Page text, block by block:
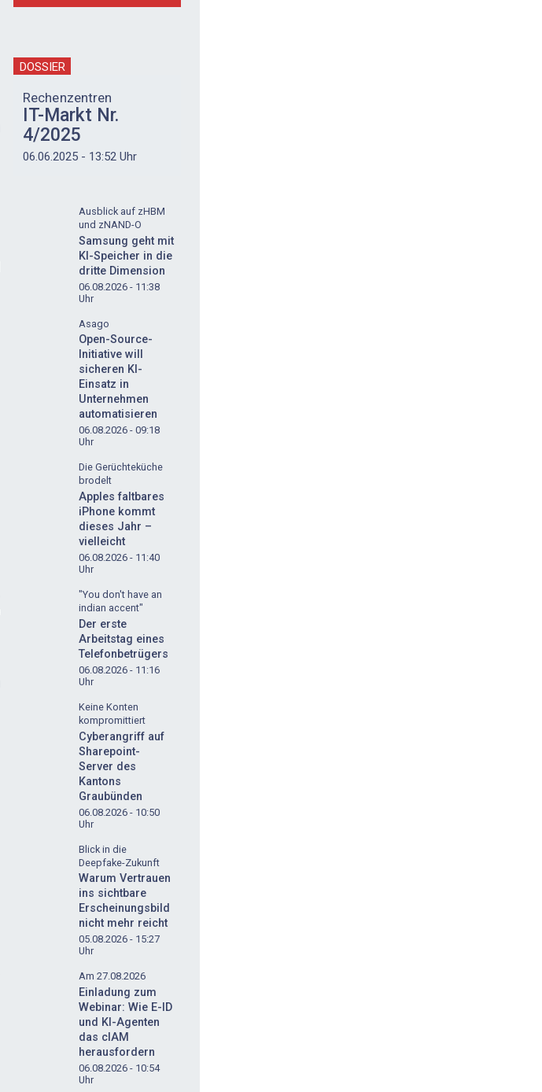
DOSSIER
Rechenzentren
IT-Markt Nr.
4/2025
06.06.2025 - 13:52 Uhr
Ausblick auf zHBM
und zNAND-O
Samsung geht mit
KI-Speicher in die
dritte Dimension
06.08.2026 - 11:38
Uhr
Asago
Open-Source-
Initiative will
sicheren KI-
Einsatz in
Unternehmen
automatisieren
06.08.2026 - 09:18
Uhr
Die Gerüchteküche
brodelt
Apples faltbares
iPhone kommt
dieses Jahr –
vielleicht
06.08.2026 - 11:40
Uhr
"You don't have an
indian accent"
Der erste
Arbeitstag eines
Telefonbetrügers
06.08.2026 - 11:16
Uhr
Keine Konten
kompromittiert
Cyberangriff auf
Sharepoint-
Server des
Kantons
Graubünden
06.08.2026 - 10:50
Uhr
Blick in die
Deepfake-Zukunft
Warum Vertrauen
ins sichtbare
Erscheinungsbild
nicht mehr reicht
05.08.2026 - 15:27
Uhr
Am 27.08.2026
Einladung zum
Webinar: Wie E-ID
und KI-Agenten
das cIAM
herausfordern
06.08.2026 - 10:54
Uhr